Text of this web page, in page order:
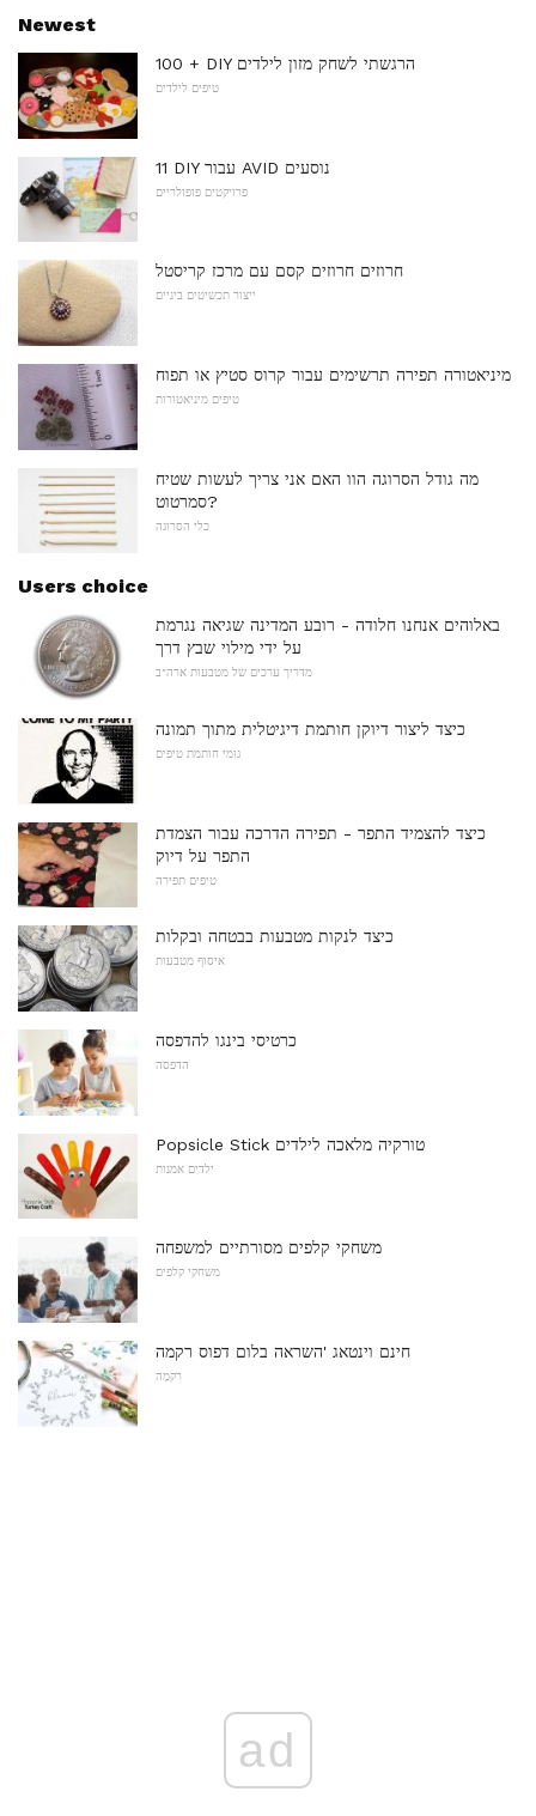
Newest
100 + DIY הרגשתי לשחק מזון לילדים
טיפים לילדים
11 DIY עבור AVID נוסעים
פרויקטים פופולריים
חרוזים חרוזים קסם עם מרכז קריסטל
ייצור תכשיטים ביניים
מיניאטורה תפירה תרשימים עבור קרוס סטיץ או תפוח
טיפים מיניאטורות
מה גודל הסרוגה הוו האם אני צריך לעשות שטיח
סמרטוט?
כלי הסרוגה
Users choice
באלוהים אנחנו חלודה - רובע המדינה שגיאה נגרמת
על ידי מילוי שבץ דרך
מדריך ערכים של מטבעות ארה"ב
כיצד ליצור דיוקן חותמת דיגיטלית מתוך תמונה
גומי חותמת טיפים
כיצד להצמיד התפר - תפירה הדרכה עבור הצמדת
התפר על דיוק
טיפים תפירה
כיצד לנקות מטבעות בבטחה ובקלות
איסוף מטבעות
כרטיסי בינגו להדפסה
הדפסה
Popsicle Stick טורקיה מלאכה לילדים
ילדים אמנות
משחקי קלפים מסורתיים למשפחה
משחקי קלפים
חינם וינטאג 'השראה בלום דפוס רקמה
רִקמָה
ad